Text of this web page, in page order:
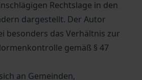
Rechtslage in den
dargestellt. Der Autor
besonders das Verhältnis zur
gemäß § 47
an Gemeinden,